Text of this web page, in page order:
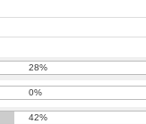
28%
0%
42%